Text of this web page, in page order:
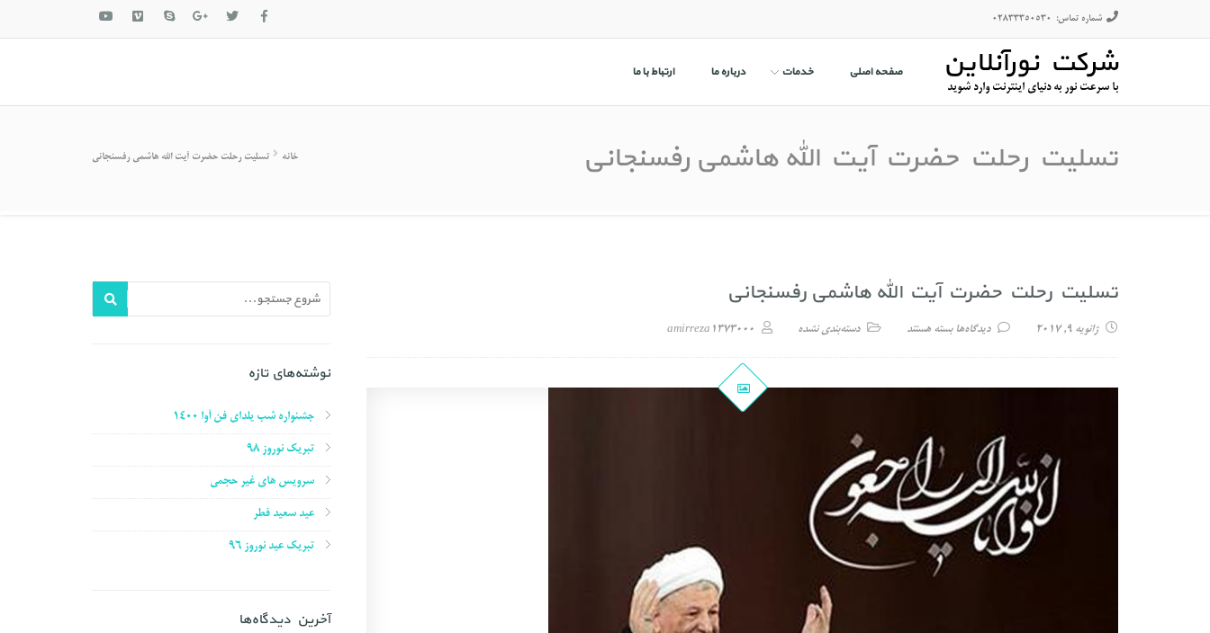
شماره تماس: 02833350530
شرکت نورآنلاین
با سرعت نور به دنیای اینترنت وارد شوید
صفحه اصلی خدمات درباره ما ارتباط با ما
تسلیت رحلت حضرت آیت الله هاشمی رفسنجانی خانه تسلیت رحلت حضرت آیت الله هاشمی رفسنجانی
تسلیت رحلت حضرت آیت الله هاشمی رفسنجانی
ژانویه 9, 2017 دیدگاه‌هابرای تسلیت رحلت حضرت آیت الله هاشمی رفسنجانی
بسته هستند دسته‌بندی نشده amirreza1373000
نوشته‌های تازه
جشنواره شب یلدای فن آوا ۱۴۰۰
تبریک نوروز ۹۸
سرویس های غیر حجمی
عید سعید فطر
تبریک عید نوروز ۹۶
آخرین دیدگاه‌ها